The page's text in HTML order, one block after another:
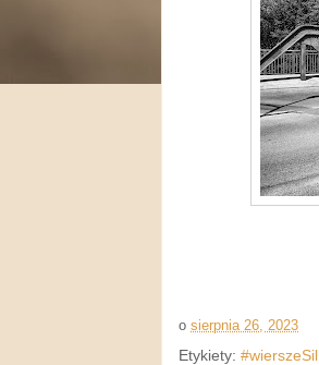
o sierpnia 26, 2023
Etykiety: #wierszeSil